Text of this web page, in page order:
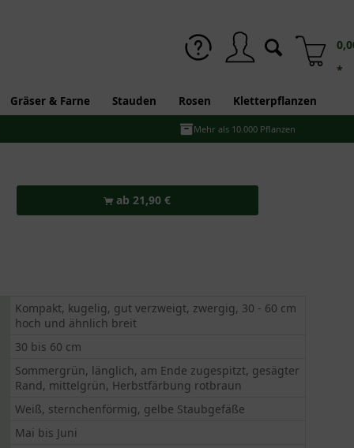
*
Gräser & Farne Stauden Rosen Kletterpflanzen
Mehr als 10.000 Pflanzen
ab 21,90 €
Kompakt, kugelig, gut verzweigt, zwergig, 30 - 60 cm
hoch und ähnlich breit
30 bis 60 cm
Sommergrün, länglich, am Ende zugespitzt, gesägter
Rand, mittelgrün, Herbstfärbung rotbraun
Weiß, sternchenförmig, gelbe Staubgefäße
Mai bis Juni